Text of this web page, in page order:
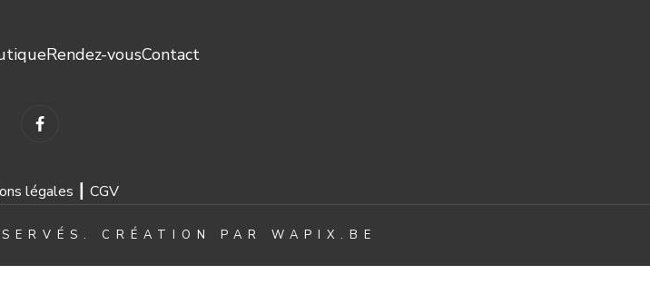
Rendez-vousContact
légales ┃ CGV
CRÉATION PAR WAPIX.BE